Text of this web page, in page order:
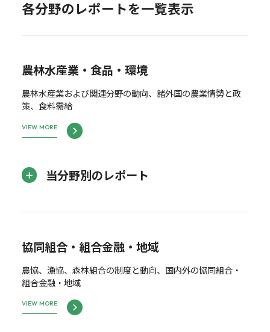
各分野のレポートを一覧表示
農林水産業・食品・環境
農林水産業および関連分野の動向、諸外国の農業情勢と政
策、食料需給
VIEW MORE
当分野別のレポート
協同組合・組合金融・地域
農協、漁協、森林組合の制度と動向、国内外の協同組合・
組合金融・地域
VIEW MORE